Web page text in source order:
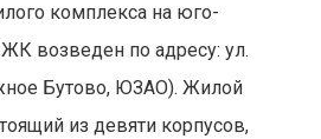
комплекса на юго-
возведен по адресу: ул.
Бутово, ЮЗАО). Жилой
из девяти корпусов,